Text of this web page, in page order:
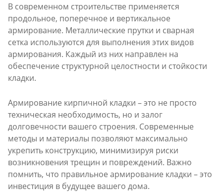
В современном строительстве применяется
продольное, поперечное и вертикальное
армирование. Металлические прутки и сварная
сетка используются для выполнения этих видов
армирования. Каждый из них направлен на
обеспечение структурной целостности и стойкости
кладки.
Армирование кирпичной кладки – это не просто
техническая необходимость, но и залог
долговечности вашего строения. Современные
методы и материалы позволяют максимально
укрепить конструкцию, минимизируя риски
возникновения трещин и повреждений. Важно
помнить, что правильное армирование кладки – это
инвестиция в будущее вашего дома.